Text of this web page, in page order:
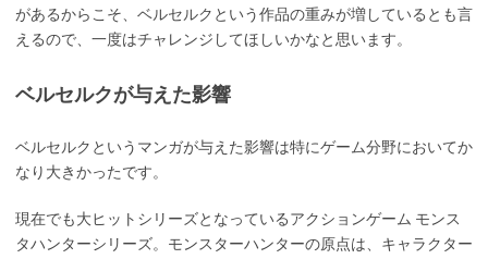
があるからこそ、ベルセルクという作品の重みが増しているとも言
えるので、一度はチャレンジしてほしいかなと思います。
ベルセルクが与えた影響
ベルセルクというマンガが与えた影響は特にゲーム分野においてか
なり大きかったです。
現在でも大ヒットシリーズとなっているアクションゲーム モンス
タハンターシリーズ。モンスターハンターの原点は、キャラクター